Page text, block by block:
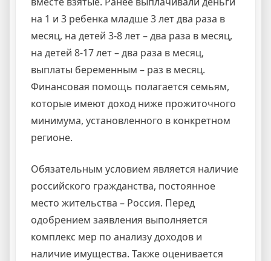
на 1 и 3 ребенка младше 3 лет два раза в
месяц, на детей 3-8 лет – два раза в месяц,
на детей 8-17 лет – два раза в месяц,
выплаты беременным – раз в месяц.
Финансовая помощь полагается семьям,
которые имеют доход ниже прожиточного
минимума, установленного в конкретном
регионе.
Обязательным условием является наличие
российского гражданства, постоянное
место жительства – Россия. Перед
одобрением заявления выполняется
комплекс мер по анализу доходов и
наличие имущества. Также оценивается